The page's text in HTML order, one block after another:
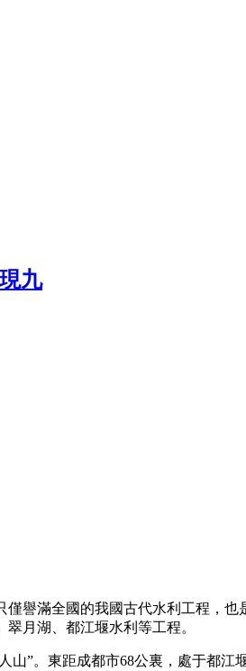
九
譽滿全國的我國古代水利工程，
月湖、都江堰水利等工程。
”。東距成都市68公裏，處于都